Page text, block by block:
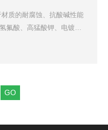
质的耐腐蚀、抗酸碱性能
氟酸、高猛酸钾、电镀
无焊接、焊缝、死角2-设备
可用于各种工况7-设备采